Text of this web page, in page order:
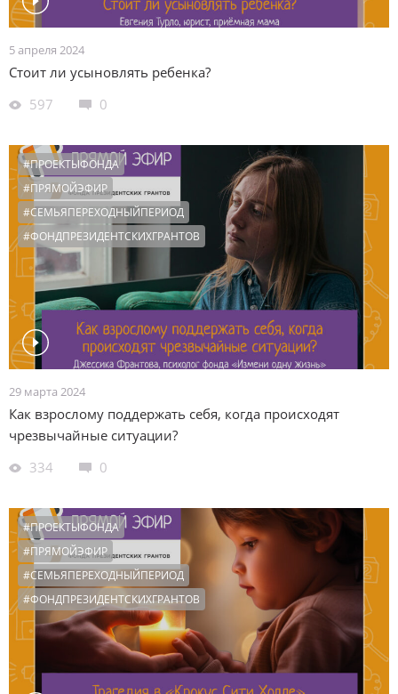
5 апреля 2024
Стоит ли усыновлять ребенка?
597
0
#ПРОЕКТЫФОНДА
#ПРЯМОЙЭФИР
#СЕМЬЯПЕРЕХОДНЫЙПЕРИОД
#ФОНДПРЕЗИДЕНТСКИХГРАНТОВ
29 марта 2024
Как взрослому поддержать себя, когда происходят
чрезвычайные ситуации?
334
0
#ПРОЕКТЫФОНДА
#ПРЯМОЙЭФИР
#СЕМЬЯПЕРЕХОДНЫЙПЕРИОД
#ФОНДПРЕЗИДЕНТСКИХГРАНТОВ